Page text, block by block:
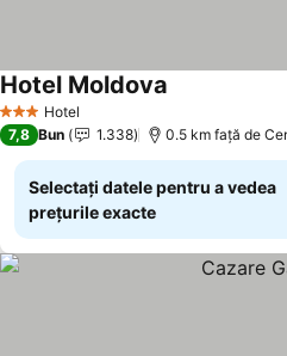
3 SteleHotel
Hotel Moldova
7,8 Bun 1.338 0.5 km faţă de
Selectați datele pentru a vedea
prețurile exacte